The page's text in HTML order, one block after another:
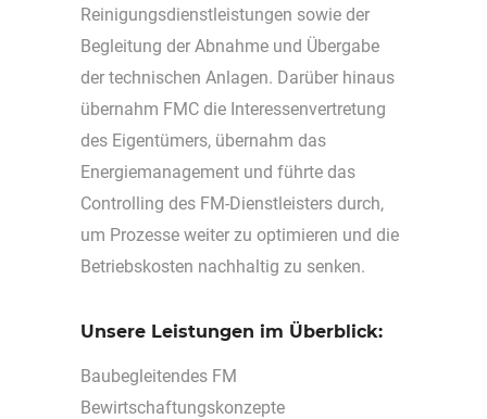
Reinigungsdienstleistungen sowie der
Begleitung der Abnahme und Übergabe
der technischen Anlagen. Darüber hinaus
übernahm FMC die Interessenvertretung
des Eigentümers, übernahm das
Energiemanagement und führte das
Controlling des FM-Dienstleisters durch,
um Prozesse weiter zu optimieren und die
Betriebskosten nachhaltig zu senken.
Unsere Leistungen im Überblick:
Baubegleitendes FM
Bewirtschaftungskonzepte